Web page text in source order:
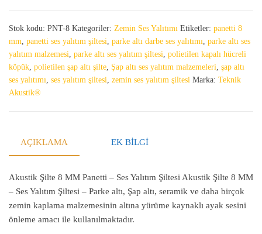
Stok kodu: PNT-8 Kategoriler: Zemin Ses Yalıtımı Etiketler: panetti 8
mm panetti ses yalıtım şiltesi parke altı darbe ses yalıtımı parke altı ses
yalıtım malzemesi parke altı ses yalıtım şiltesi polietilen kapalı hücreli
köpük polietilen şap altı şilte Şap altı ses yalıtım malzemeleri şap altı
ses yalıtımı ses yalıtım şiltesi zemin ses yalıtım şiltesi Marka: Teknik
Akustik®
AÇIKLAMA EK BILGI
Akustik Şilte 8 MM Panetti – Ses Yalıtım Şiltesi Akustik Şilte 8 MM
– Ses Yalıtım Şiltesi – Parke altı, Şap altı, seramik ve daha birçok
zemin kaplama malzemesinin altına yürüme kaynaklı ayak sesini
önleme amacı ile kullanılmaktadır.